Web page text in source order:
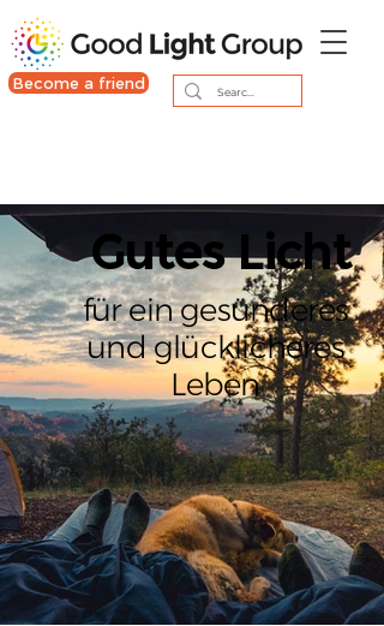
Become a friend
für ein gesünderes
und glücklicheres
Leben
Gutes Licht